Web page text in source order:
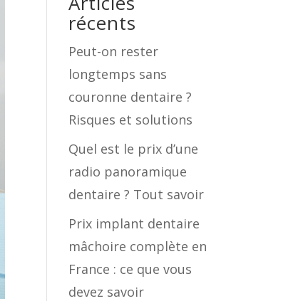
récents
Peut-on rester
longtemps sans
couronne dentaire ?
Risques et solutions
Quel est le prix d’une
radio panoramique
dentaire ? Tout savoir
Prix implant dentaire
mâchoire complète en
France : ce que vous
devez savoir